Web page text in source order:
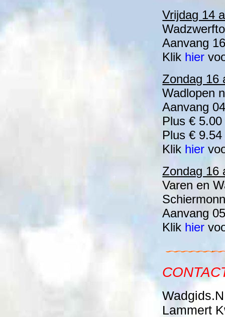
Vrijdag 14
Aanvang
Klik hier
Zondag 16
Wadlopen
Aanvang
Plus €
Plus €
Klik hier
Zondag 16
Varen en
Aanvang
Klik hier
Lammert